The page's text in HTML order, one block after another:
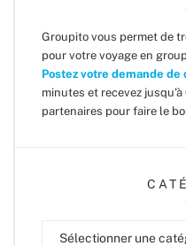
Groupito vous permet de
pour votre voyage en
Postez votre demande de
minutes et recevez
partenaires pour faire le